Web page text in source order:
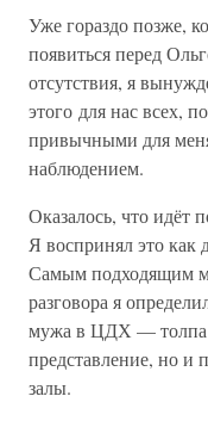
Уже гораздо позже,
появиться перед
отсутствия, я
этого для нас всех,
привычными для
наблюдением.
Оказалось, что идёт
Я воспринял это как
Самым подходящим
разговора я
мужа в ЦДХ — толпа
представление, но и
залы.